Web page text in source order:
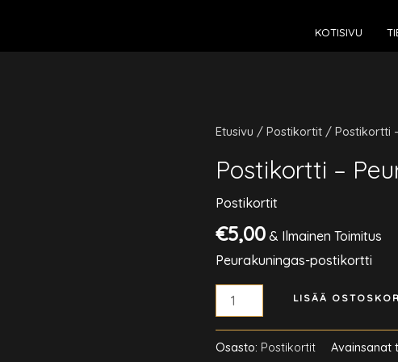
KOTISIVU
Etusivu /Postikortit / Postikortti
Postikortti –
Postikortit
€5,00 & Ilmainen Toimitus
Peurakuningas-postikortti
Postikortti
-
Peurakuningas
LISÄÄ
Osasto: Postikortit Avainsanat